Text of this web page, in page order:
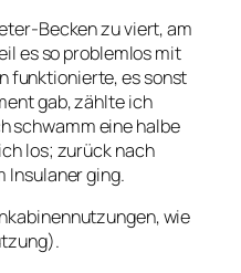
Becken zu viert, am
es so problemlos mit
funktionierte, es sonst
gab, zählte ich
schwamm eine halbe
los; zurück nach
Insulaner ging.
wie